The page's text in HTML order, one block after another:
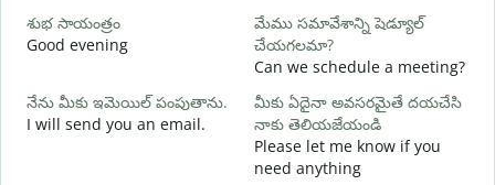
శుభ సాయంత్రం
Good evening
మేము సమావేశాన్ని షెడ్యూల్
చేయగలమా?
Can we schedule a meeting?
నేను మీకు ఇమెయిల్ పంపుతాను.
I will send you an email.
మీకు ఏదైనా అవసరమైతే దయచేసి
నాకు తెలియజేయండి
Please let me know if you
need anything